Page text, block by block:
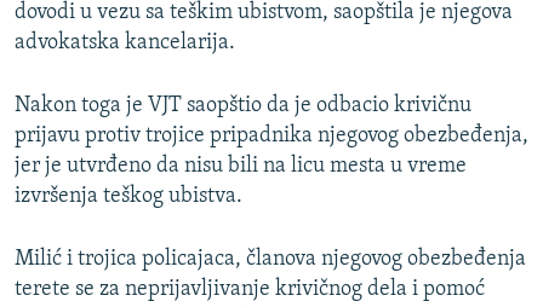
SVE KARTE DEJTONA
dovodi u vezu sa teškim ubistvom, saopštila je njegova
advokatska kancelarija.
Nakon toga je VJT saopštio da je odbacio krivičnu
prijavu protiv trojice pripadnika njegovog obezbeđenja,
jer je utvrđeno da nisu bili na licu mesta u vreme
izvršenja teškog ubistva.
Milić i trojica policajaca, članova njegovog obezbeđenja
terete se za neprijavljivanje krivičnog dela i pomoć